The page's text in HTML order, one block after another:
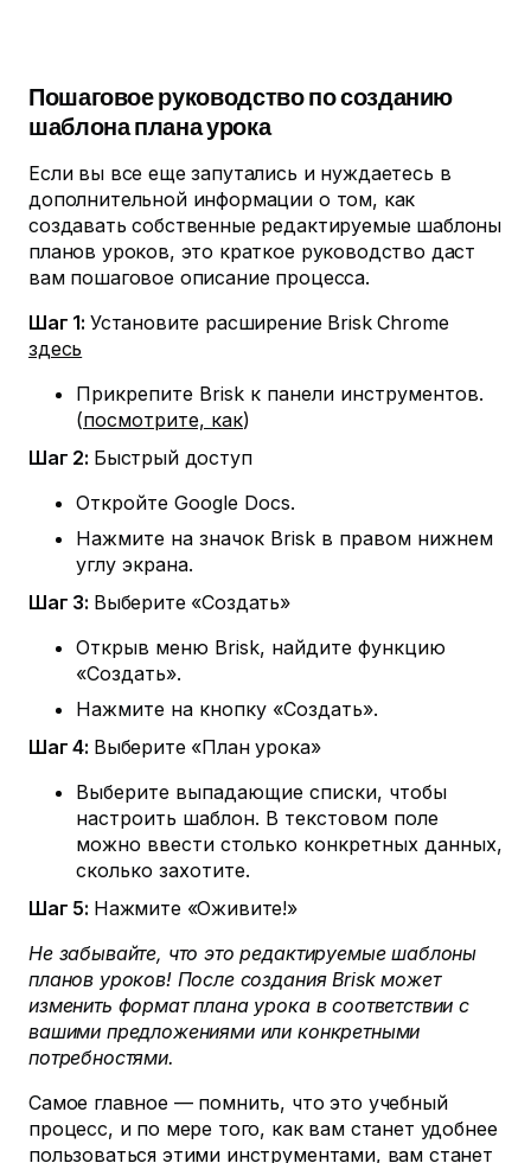
Пошаговое руководство по созданию
шаблона плана урока
Если вы все еще запутались и нуждаетесь в
дополнительной информации о том, как
создавать собственные редактируемые шаблоны
планов уроков, это краткое руководство даст
вам пошаговое описание процесса.
Шаг 1: Установите расширение Brisk Chrome
здесь
Прикрепите Brisk к панели инструментов.
(посмотрите, как)
Шаг 2: Быстрый доступ
Откройте Google Docs.
Нажмите на значок Brisk в правом нижнем
углу экрана.
Шаг 3: Выберите «Создать»
Открыв меню Brisk, найдите функцию
«Создать».
Нажмите на кнопку «Создать».
Шаг 4: Выберите «План урока»
Выберите выпадающие списки, чтобы
настроить шаблон. В текстовом поле
можно ввести столько конкретных данных,
сколько захотите.
Шаг 5: Нажмите «Оживите!»
Не забывайте, что это редактируемые шаблоны
планов уроков! После создания Brisk может
изменить формат плана урока в соответствии с
вашими предложениями или конкретными
потребностями.
Самое главное — помнить, что это учебный
процесс, и по мере того, как вам станет удобнее
пользоваться этими инструментами, вам станет